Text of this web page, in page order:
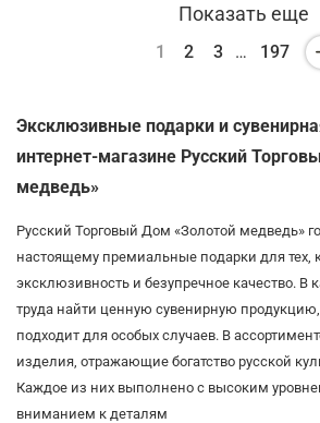
Показать еще
1 2 3 … 197
Эксклюзивные подарки и
интернет-магазине Русский
медведь»
Русский Торговый Дом «Золотой медведь»
настоящему премиальные подарки для тех,
эксклюзивность и безупречное качество. В
труда найти ценную сувенирную
подходит для особых случаев. В
изделия, отражающие богатство русской
Каждое из них выполнено с высоким
вниманием к деталям